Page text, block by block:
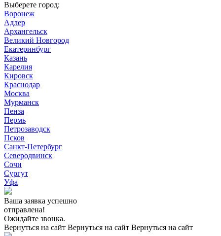
Выберете город:
Воронеж
Адлер
Архангельск
Великий Новгород
Екатеринбург
Казань
Карелия
Кировск
Краснодар
Москва
Мурманск
Пенза
Пермь
Петрозаводск
Псков
Санкт-Петербург
Северодвинск
Сочи
Сургут
Уфа
Ваша заявка успешно
отправлена!
Ожидайте звонка.
Вернуться на сайт Вернуться на сайт Вернуться на сайт